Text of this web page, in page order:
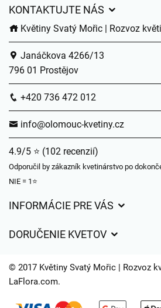
KONTAKTUJTE NÁS
Květiny Svatý Mořic | Rozvoz
Janáčkova 4266/13
796 01 Prostějov
+420 736 472 012
info@olomouc-kvetiny.cz
4.9/5 ⭐ (102 recenzií)
Odporučil by zákazník kvetinárstvo po
NIE = 1⭐
INFORMÁCIE PRE VÁS
Časy doručenia kvetov – prehľad
DORUČENIE KVETOV
Kam doručujeme kvety
© 2017 Květiny Svatý Mořic | Rozvoz
LaFlora.com.